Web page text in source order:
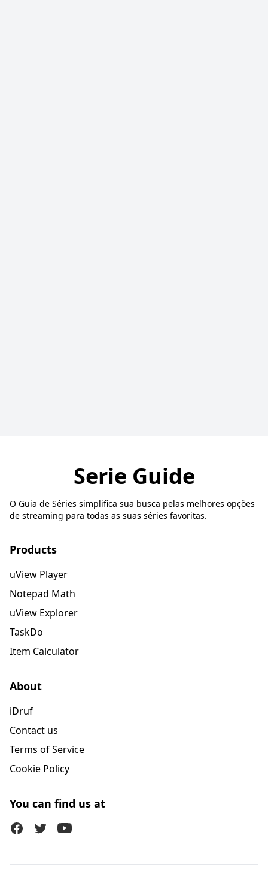
Serie Guide
O Guia de Séries simplifica sua busca pelas melhores opções
de streaming para todas as suas séries favoritas.
Products
uView Player
Notepad Math
uView Explorer
TaskDo
Item Calculator
About
iDruf
Contact us
Terms of Service
Cookie Policy
You can find us at
FacebookTwitter (X)Youtube